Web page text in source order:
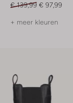
€ 139,99 € 97,99
+ meer kleuren